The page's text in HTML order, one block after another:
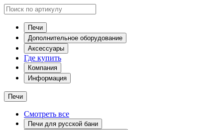
Печи
Дополнительное оборудование
Аксессуары
Где купить
Компания
Информация
Печи
Смотреть все
Печи для русской бани